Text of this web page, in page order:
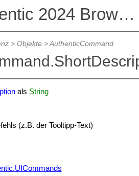
Altova Authentic 2024 Browser Edition
> Objekte>AuthenticCommand
als String
(z.B. der Tooltipp-Text)